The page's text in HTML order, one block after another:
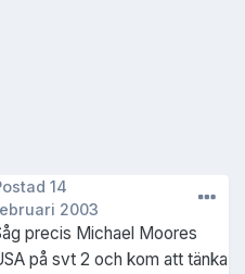
14
2003
precis Michael Moores
på svt 2 och kom att tänka